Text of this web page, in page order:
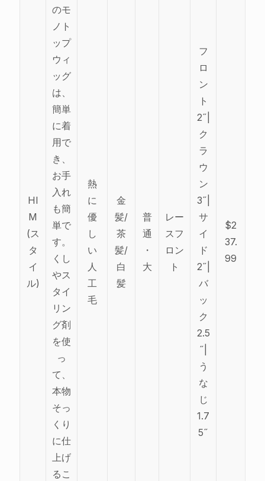
HI
M
(ス
タ
イ
ル)
のモ
ノト
ップ
ウィ
ッグ
は、
簡単
に着
用で
き、
お手
入れ
も簡
単で
す。
くし
やス
タイ
リン
グ剤
を使
っ
て、
本物
そっ
くり
に仕
上げ
るこ
熱
に
優
し
い
人
工
毛
金
髪/
茶
髪/
白
髪
普
通
・
大
レー
スフ
ロン
ト
フ
ロ
ン
ト
2˝|
ク
ラ
ウ
ン
3˝|
サ
イ
ド
2˝|
バ
ッ
ク
2.5
˝|
う
な
じ
1.7
5˝
$2
37.
99